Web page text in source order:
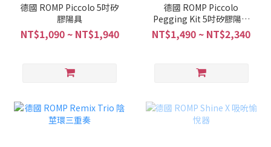
德國 ROMP Piccolo 5吋矽
膠陽具
NT$1,090 ~ NT$1,940
德國 ROMP Piccolo
Pegging Kit 5吋矽膠陽具
含穿戴褲
NT$1,490 ~ NT$2,340